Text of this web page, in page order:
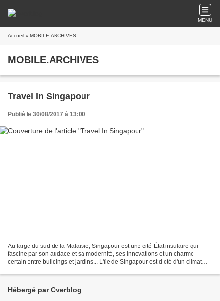
MENU
Accueil » MOBILE.ARCHIVES
MOBILE.ARCHIVES
Travel In Singapour
Publié le 30/08/2017 à 13:00
Au large du sud de la Malaisie, Singapour est une cité-État insulaire qui
fascine par son audace et sa modernité, ses innovations et un charme
certain entre buildings et jardins... L'île de Singapour est d oté d'un climat
Hébergé par Overblog